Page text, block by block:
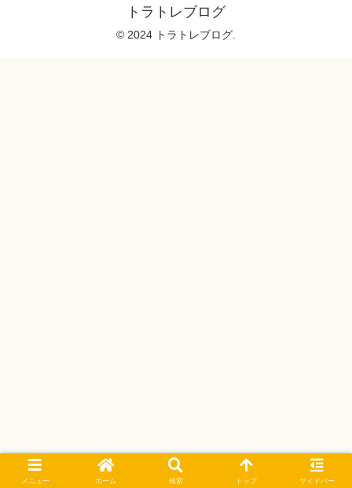
トラトレブログ
© 2024 トラトレブログ.
メニュー ホーム 検索 トップ サイドバー